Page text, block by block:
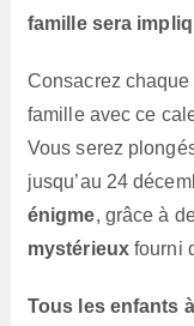
famille sera
Consacrez
famille avec ce
Vous serez
jusqu’au 24
énigme, grâce à
mystérieuxfourni
Tous les enfants